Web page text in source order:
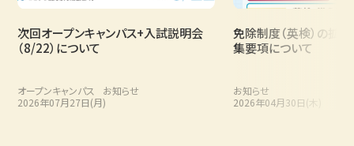
次回オープンキャンパス+入試説明会
（8/22）について
オープンキャンパス
お知らせ
2026年07月27日(月)
免除制度（英検）の拡
集要項について
お知らせ
2026年04月30日(木)